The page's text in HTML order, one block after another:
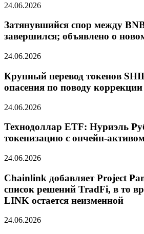
24.06.2026
Затянувшийся спор между
завершился; объявлено о
24.06.2026
Крупный перевод токенов
опасения по поводу
24.06.2026
Технодоллар ETF: Нуриэль
токенизацию с ончейн-
24.06.2026
Chainlink добавляет Project
список решений TradFi, в то
LINK остается неизменной
24.06.2026